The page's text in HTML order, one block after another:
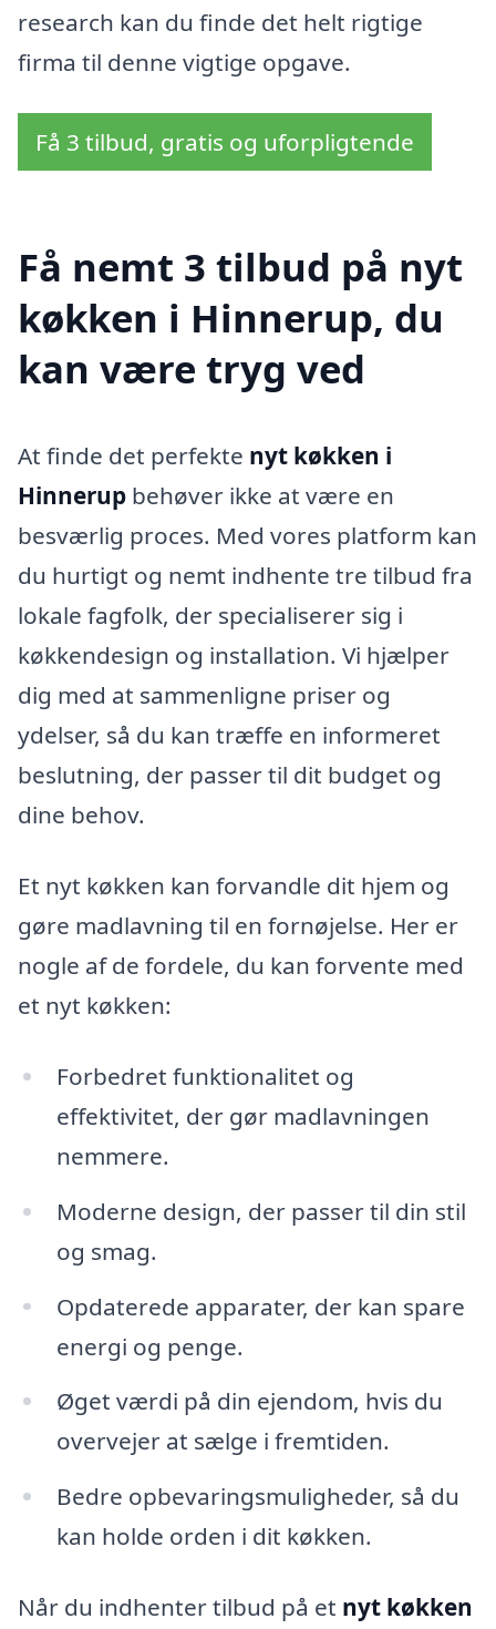
research kan du finde det helt rigtige
firma til denne vigtige opgave.
Få 3 tilbud, gratis og uforpligtende
Få nemt 3 tilbud på nyt
køkken i Hinnerup, du
kan være tryg ved
At finde det perfekte nyt køkken i
Hinnerup behøver ikke at være en
besværlig proces. Med vores platform kan
du hurtigt og nemt indhente tre tilbud fra
lokale fagfolk, der specialiserer sig i
køkkendesign og installation. Vi hjælper
dig med at sammenligne priser og
ydelser, så du kan træffe en informeret
beslutning, der passer til dit budget og
dine behov.
Et nyt køkken kan forvandle dit hjem og
gøre madlavning til en fornøjelse. Her er
nogle af de fordele, du kan forvente med
et nyt køkken:
Forbedret funktionalitet og
effektivitet, der gør madlavningen
nemmere.
Moderne design, der passer til din stil
og smag.
Opdaterede apparater, der kan spare
energi og penge.
Øget værdi på din ejendom, hvis du
overvejer at sælge i fremtiden.
Bedre opbevaringsmuligheder, så du
kan holde orden i dit køkken.
Når du indhenter tilbud på et nyt køkken